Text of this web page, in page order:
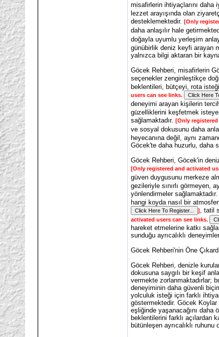
misafirlerin ihtiyaçlarını daha
lezzet arayışında olan
desteklemektedir. [Only
daha anlaşılır hale
doğayla uyumlu yerleşim
günübirlik deniz keyfi arayan
yalnızca bilgi aktaran bir
Göcek Rehberi, misafirlerin
seçenekler zenginleştikçe
beklentileri, bütçeyi, rota
users can see links.
deneyimi arayan kişilerin
güzelliklerini keşfetmek
sağlamaktadır. [Only
ve sosyal dokusunu daha
heyecanına değil, aynı
Göcek'te daha huzurlu, daha
Göcek Rehberi, Göcek'in
[Only registered and activated
güven duygusunu merkeze
gezileriyle sınırlı görmeyen,
yönlendirmeler sağlamaktadır.
hangi koyda nasıl bir
]
, tatil
activated users can see links.
hareket etmelerine katkı
sunduğu ayrıcalıklı
Göcek Rehberi'nin Öne
Göcek Rehberi, denizle
dokusuna saygılı bir keşif
vermekte zorlanmaktadırlar;
deneyiminin daha güvenli
yolculuk isteği için farklı
göstermektedir. Göcek
eşliğinde yaşanacağını
beklentilerini farklı açılardan
bütünleşen ayrıcalıklı